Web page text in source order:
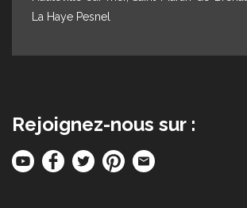
La Haye Pesnel
Rejoignez-nous sur :